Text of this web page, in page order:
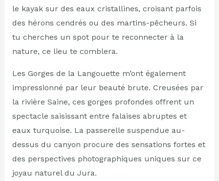
le kayak sur des eaux cristallines, croisant parfois
des hérons cendrés ou des martins-pêcheurs. Si
tu cherches un spot pour te reconnecter à la
nature, ce lieu te comblera.
Les Gorges de la Langouette m’ont également
impressionné par leur beauté brute. Creusées par
la rivière Saine, ces gorges profondes offrent un
spectacle saisissant entre falaises abruptes et
eaux turquoise. La passerelle suspendue au-
dessus du canyon procure des sensations fortes et
des perspectives photographiques uniques sur ce
joyau naturel du Jura.